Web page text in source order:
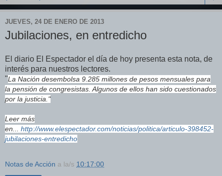
JUEVES, 24 DE ENERO DE 2013
Jubilaciones, en entredicho
El diario El Espectador el día de hoy presenta esta nota, de
interés para nuestros lectores.
"La Nación desembolsa 9.285 millones de pesos mensuales para
la pensión de congresistas. Algunos de ellos han sido cuestionados
por la justicia."
Leer más
en... http://www.elespectador.com/noticias/politica/articulo-398452-
jubilaciones-entredicho
Notas de Acción a la/s 10:17:00